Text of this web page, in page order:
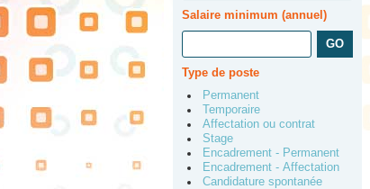
Salaire minimum (annuel)
Type de poste
Permanent
Temporaire
Affectation ou contrat
Stage
Encadrement - Permanent
Encadrement - Affectation
Candidature spontanée